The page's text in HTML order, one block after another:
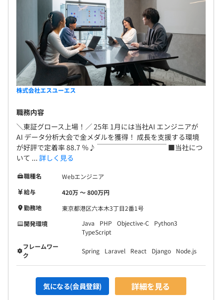
株式会社エスユーエス
職務内容
＼東証グロース上場！／ 25年 1月には当社AI エンジニアが
AI データ分析大会で金メダルを獲得！ 成長を支援する環境
が好評で定着率 88.7 ％♪ ￣￣￣￣￣￣￣￣￣￣ ■当社につ
いて ... 詳しく見る
職種名
Webエンジニア
給与
420万 〜 800万円
勤務地
東京都港区六本木3丁目2番1号
開発環境
Java PHP Objective-C
Python3
TypeScript
フレームワー
ク
Spring Laravel React Django Node.js
気になる(会員登録) 詳細を見る